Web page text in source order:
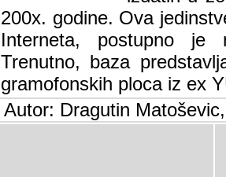
200x. godine. Ova
Interneta, postupno je
baza predstavlja
ploca iz ex YU.
Autor: Dragutin